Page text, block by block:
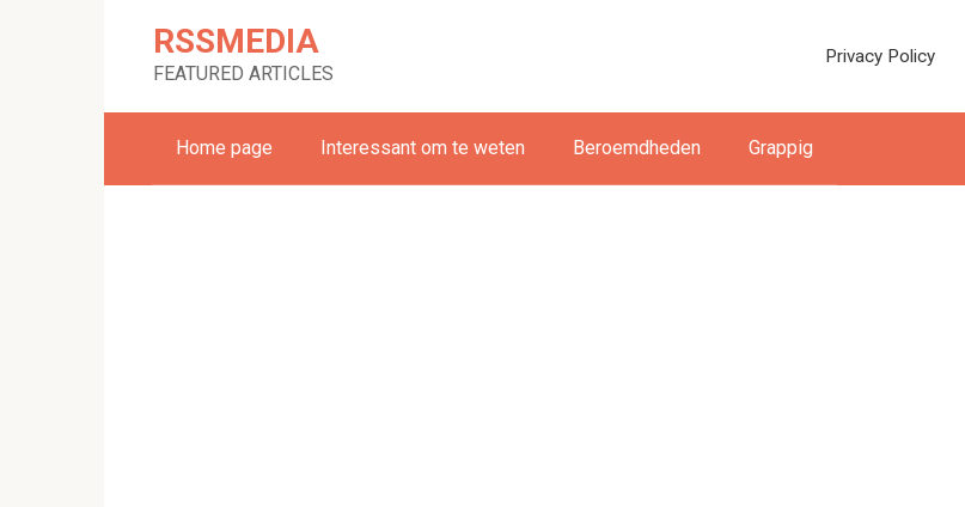
RSSMEDIA
FEATURED ARTICLES
Privacy Policy
Home page Interessant om te weten Beroemdheden Grappig